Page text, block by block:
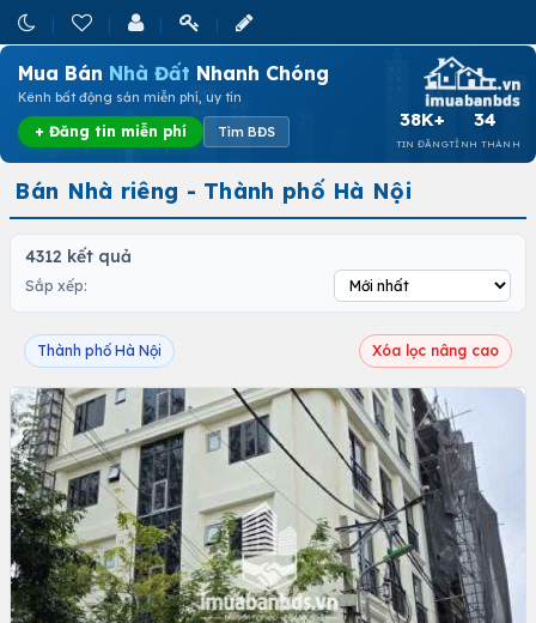
Mua Bán Nhà Đất Nhanh Chóng
Kênh bất động sản miễn phí, uy tín
+ Đăng tin miễn phí Tìm BĐS
38K+
TIN ĐĂNG
34
TỈNH THÀNH
Bán Nhà riêng - Thành phố Hà Nội
4312 kết quả
Sắp xếp:
Thành phố Hà Nội Xóa lọc nâng cao